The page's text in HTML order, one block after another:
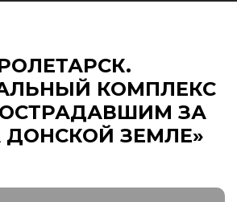
КОМПЛЕКС
ЗА
ДОНСКОЙ ЗЕМЛЕ»